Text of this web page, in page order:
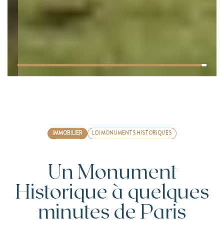
IMMOBILIER LOI MONUMENTS HISTORIQUES
Un Monument
Historique à quelques
minutes de Paris